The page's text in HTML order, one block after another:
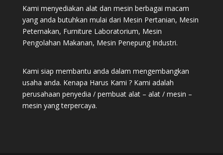
Kami menyediakan alat dan mesin berbagai macam
yang anda butuhkan mulai dari Mesin Pertanian, Mesin
Peternakan, Furniture Laboratorium, Mesin
Pengolahan Makanan, Mesin Penepung Industri.
Kami siap membantu anda dalam mengembangkan
usaha anda. Kenapa Harus Kami ? Kami adalah
perusahaan penyedia / pembuat alat – alat / mesin –
mesin yang terpercaya.